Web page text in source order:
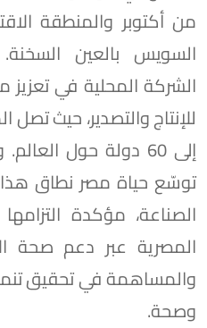
من أكتوبر والمنطقة
السويس بالعين
الشركة المحلية في
للإنتاج والتصدير، حيث
إلى 60 دولة حول
توسّع حياة مصر نطاق هذا
الصناعة، مؤكدة
المصرية عبر دعم صحة
والمساهمة في تحقيق
وصحة.